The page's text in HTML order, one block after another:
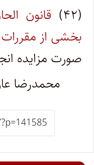
(۴۲)
قانون
بخشی از مقررات
صورت مزایده
محمدرضا